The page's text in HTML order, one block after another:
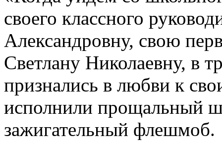
своего классного
Александровну, свою
Светлану Николаевну, в
признались в любви к
исполнили прощальный
зажигательный флешмоб.